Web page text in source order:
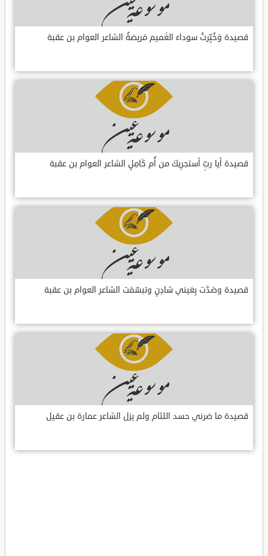
قصيدة وَخُبِّرتُ سوداءَ الغَميم مَريضةٌ الشاعر العوام بن عقبة
قصيدة أيا ربِّ أستجرِيكَ من أُم كَامِلٍ الشاعر العوام بن عقبة
قصيدة وصَدَّت بِعَيني شادِنٍ وتبسّمَت الشاعر العوام بن عقبة
قصيدة ما ضرني حسد اللئام ولم يزل الشاعر عمارة بن عقيل